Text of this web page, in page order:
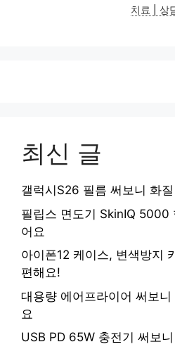
치료 | 상
최신 글
갤럭시S26 필름 써보니 화
필립스 면도기 SkinIQ 5000
어요
아이폰12 케이스, 변색방지
편해요!
대용량 에어프라이어 써보
요
USB PD 65W 충전기 써보